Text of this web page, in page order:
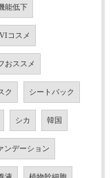
能低下
コスメ
おススメ
ク シートパック
シカ 韓国
ンデーション